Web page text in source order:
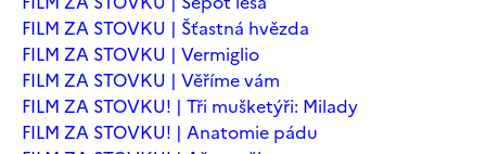
FILM ZA STOVKU | Šťastná hvězda
FILM ZA STOVKU | Vermiglio
FILM ZA STOVKU | Věříme vám
FILM ZA STOVKU! | Tři mušketýři: Milady
FILM ZA STOVKU! | Anatomie pádu